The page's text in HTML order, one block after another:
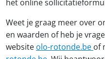
het online
Weet je graag meer over
en waarden of heb je
website olo-rotonde.be of